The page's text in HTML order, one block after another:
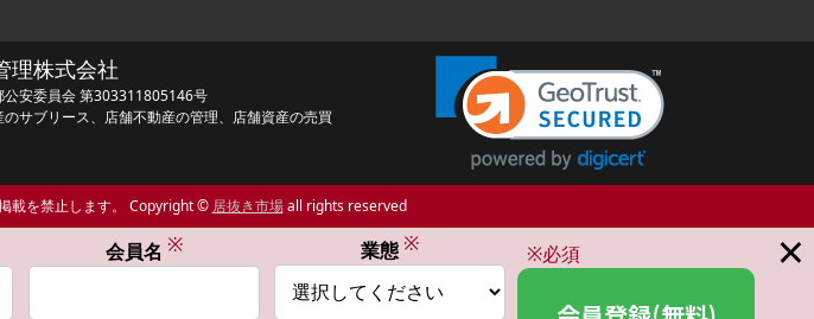
理株式会社
安委員会 第303311805146号
サブリース、店舗不動産の管理、店舗資産の売買
載を禁止します。 Copyright © 居抜き市場all rights reserved
×
会員名 ※ 業態 ※ ※必須